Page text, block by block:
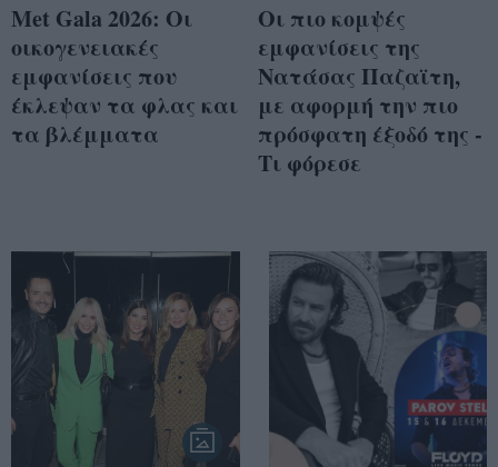
Met Gala 2026: Οι
οικογενειακές
εμφανίσεις που
έκλεψαν τα φλας και
τα βλέμματα
Οι πιο κομψές
εμφανίσεις της
Νατάσας Παζαϊτη,
με αφορμή την πιο
πρόσφατη έξοδό της -
Τι φόρεσε